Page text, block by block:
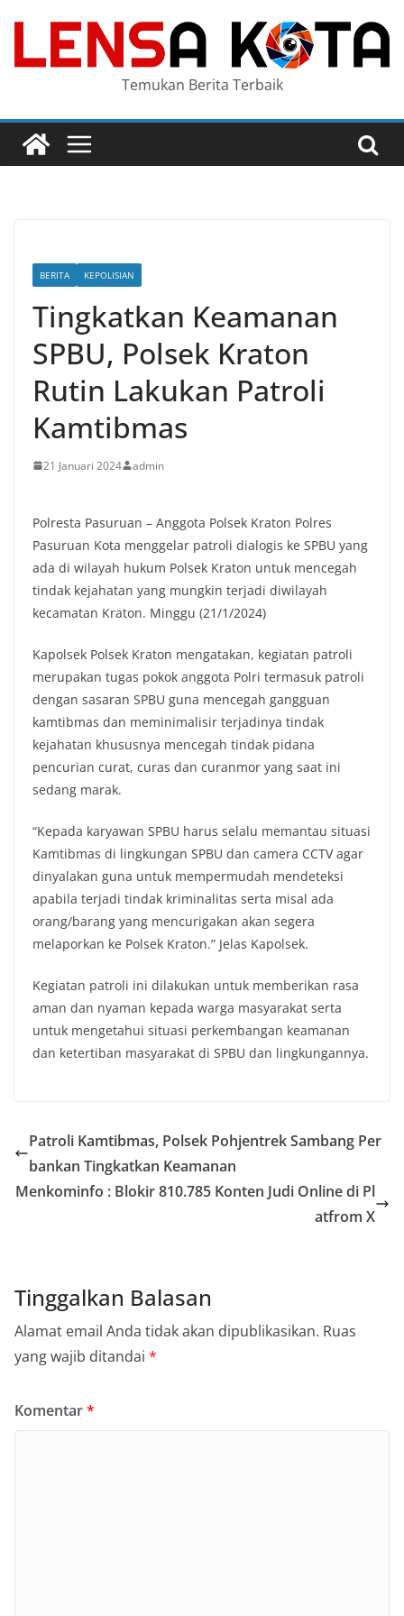
content
Temukan Berita Terbaik
BERITA KEPOLISIAN
Tingkatkan Keamanan
SPBU, Polsek Kraton
Rutin Lakukan Patroli
Kamtibmas
21 Januari 2024 admin
Polresta Pasuruan – Anggota Polsek Kraton Polres
Pasuruan Kota menggelar patroli dialogis ke SPBU yang
ada di wilayah hukum Polsek Kraton untuk mencegah
tindak kejahatan yang mungkin terjadi diwilayah
kecamatan Kraton. Minggu (21/1/2024)
Kapolsek Polsek Kraton mengatakan, kegiatan patroli
merupakan tugas pokok anggota Polri termasuk patroli
dengan sasaran SPBU guna mencegah gangguan
kamtibmas dan meminimalisir terjadinya tindak
kejahatan khususnya mencegah tindak pidana
pencurian curat, curas dan curanmor yang saat ini
sedang marak.
“Kepada karyawan SPBU harus selalu memantau situasi
Kamtibmas di lingkungan SPBU dan camera CCTV agar
dinyalakan guna untuk mempermudah mendeteksi
apabila terjadi tindak kriminalitas serta misal ada
orang/barang yang mencurigakan akan segera
melaporkan ke Polsek Kraton.” Jelas Kapolsek.
Kegiatan patroli ini dilakukan untuk memberikan rasa
aman dan nyaman kepada warga masyarakat serta
untuk mengetahui situasi perkembangan keamanan
dan ketertiban masyarakat di SPBU dan lingkungannya.
Patroli Kamtibmas, Polsek Pohjentrek Sambang Per
bankan Tingkatkan Keamanan
Menkominfo : Blokir 810.785 Konten Judi Online di Pl
atfrom X
Tinggalkan Balasan
Alamat email Anda tidak akan dipublikasikan. Ruas
yang wajib ditandai *
Komentar*